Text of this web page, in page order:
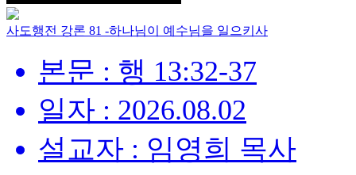
사도행전 강론 81 -하나님이 예수님을 일으키사
본문 : 행 13:32-37
일자 : 2026.08.02
설교자 : 임영희 목사